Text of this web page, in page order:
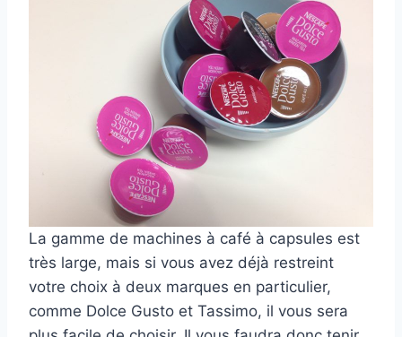
La gamme de machines à café à capsules est
très large, mais si vous avez déjà restreint
votre choix à deux marques en particulier,
comme Dolce Gusto et Tassimo, il vous sera